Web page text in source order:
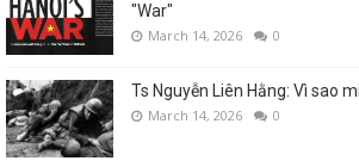
"War"
March 14, 2026 0
Ts Nguyễn Liên Hằng: Vì sao
March 14, 2026 0